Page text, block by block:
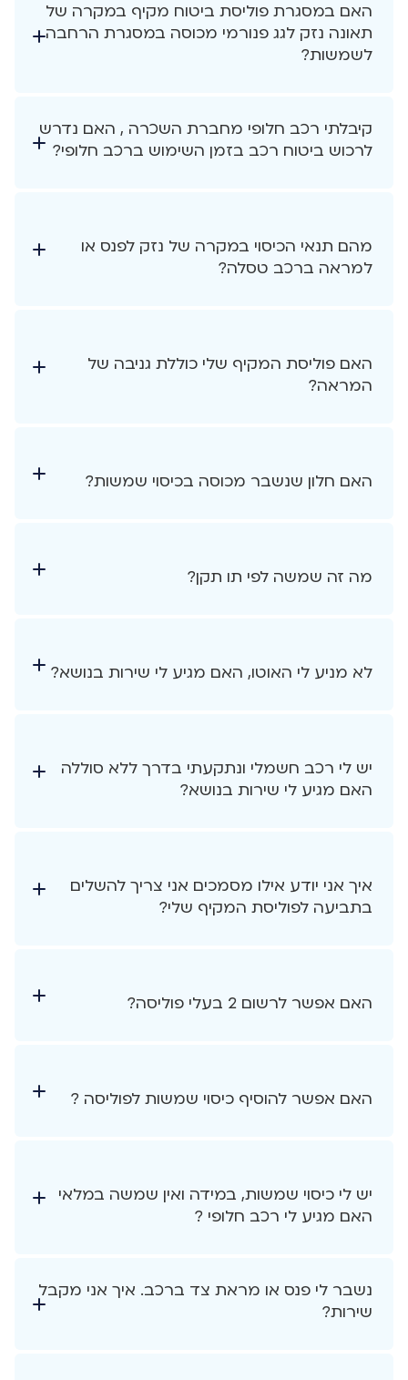
האם במסגרת פוליסת ביטוח מקיף במקרה של
תאונה נזק לגג פנורמי מכוסה במסגרת הרחבה
לשמשות?
קיבלתי רכב חלופי מחברת השכרה , האם נדרש
לרכוש ביטוח רכב בזמן השימוש ברכב חלופי?
מהם תנאי הכיסוי במקרה של נזק לפנס או
למראה ברכב טסלה?
האם פוליסת המקיף שלי כוללת גניבה של
המראה?
האם חלון שנשבר מכוסה בכיסוי שמשות?
מה זה שמשה לפי תו תקן?
לא מניע לי האוטו, האם מגיע לי שירות בנושא?
יש לי רכב חשמלי ונתקעתי בדרך ללא סוללה
האם מגיע לי שירות בנושא?
איך אני יודע אילו מסמכים אני צריך להשלים
בתביעה לפוליסת המקיף שלי?
האם אפשר לרשום 2 בעלי פוליסה?
האם אפשר להוסיף כיסוי שמשות לפוליסה ?
יש לי כיסוי שמשות, במידה ואין שמשה במלאי
האם מגיע לי רכב חלופי ?
נשבר לי פנס או מראת צד ברכב. איך אני מקבל
שירות?